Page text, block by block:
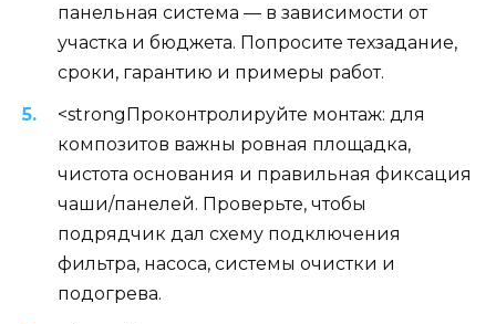
панельная система — в зависимости от
участка и бюджета. Попросите техзадание,
сроки, гарантию и примеры работ.
<strongПроконтролируйте монтаж: для
композитов важны ровная площадка,
чистота основания и правильная фиксация
чаши/панелей. Проверьте, чтобы
подрядчик дал схему подключения
фильтра, насоса, системы очистки и
подогрева.